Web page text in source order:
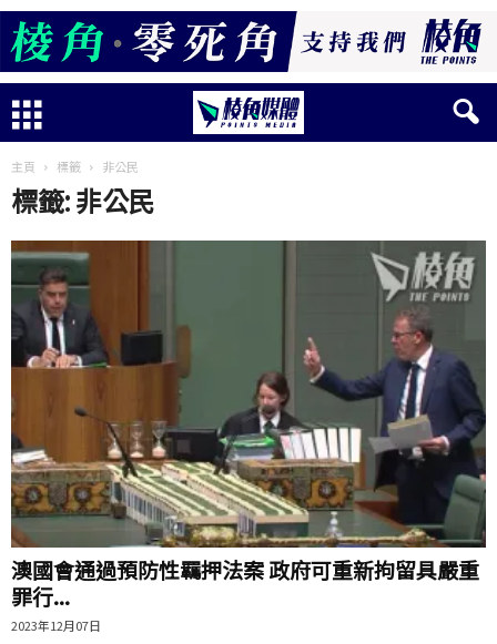
主頁 標籤 非公民
標籤: 非公民
澳國會通過預防性羈押法案 政府可重新拘留具嚴重
罪行...
2023年12月07日